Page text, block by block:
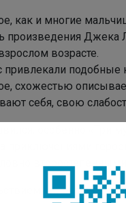
как и многие
произведения Джека
возрасте.
привлекали подобные
схожестью
себя, свою
особенно «Три
приключениями
читал раннего